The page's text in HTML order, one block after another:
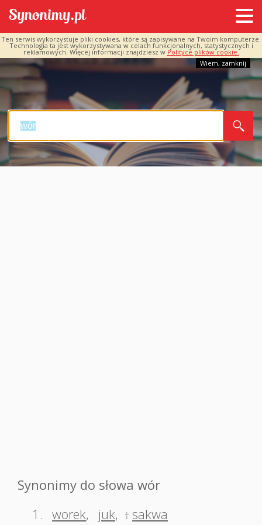
Ten serwis wykorzystuje pliki cookies, które są zapisywane na Twoim komputerze.
Technologia ta jest wykorzystywana w celach funkcjonalnych, statystycznych i
reklamowych. Więcej informacji znajdziesz w Polityce plików cookie.
Wiem, zamknij
Synonimy do słowa wór
1. worek, juk, † sakwa